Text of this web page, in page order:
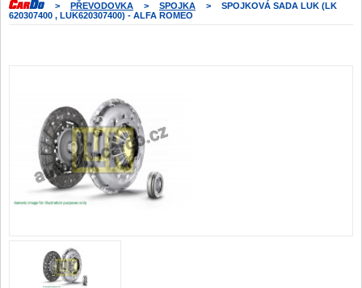
> PŘEVODOVKA > SPOJKA >
SPOJKOVÁ SADA LUK (LK
620307400 , LUK620307400) - ALFA ROMEO